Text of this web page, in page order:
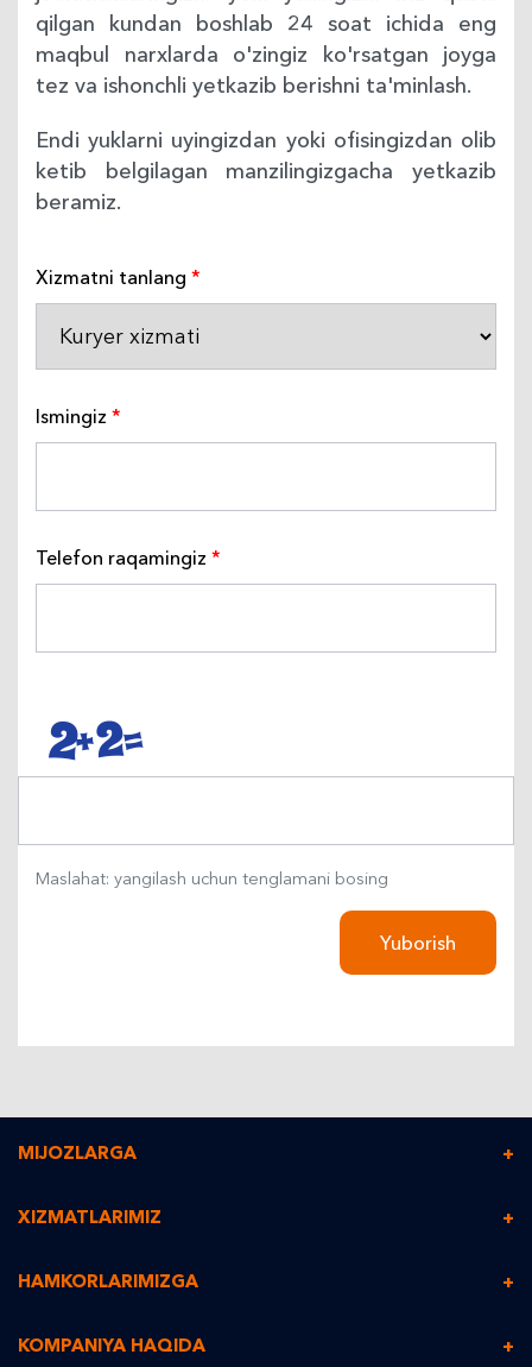
qilgan kundan boshlab 24 soat ichida eng
maqbul narxlarda o'zingiz ko'rsatgan joyga
tez va ishonchli yetkazib berishni ta'minlash.
Endi yuklarni uyingizdan yoki ofisingizdan olib
ketib belgilagan manzilingizgacha yetkazib
beramiz.
Хizmatni tanlang
Ismingiz
Telefon raqamingiz
Maslahat: yangilash uchun tenglamani bosing
Yuborish
MIJOZLARGA
XIZMATLARIMIZ
HAMKORLARIMIZGA
KOMPANIYA HAQIDA